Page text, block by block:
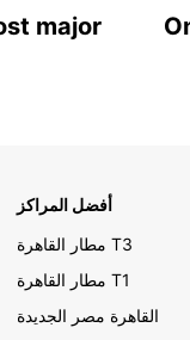
سيارات موثوقة
وموثوقة في كرواتيا، فإن Europcar هي الخيار الذي لا بد منه.
major
أفضل المراكز
مطار القاهرة T3
مطار القاهرة T1
القاهرة مصر الجديدة